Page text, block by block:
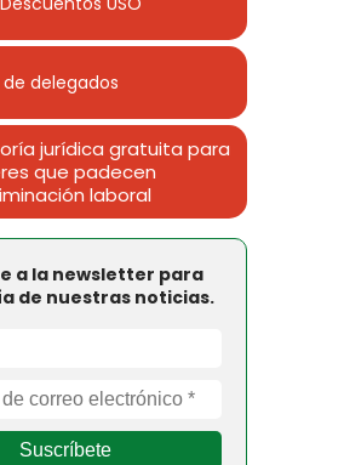
de delegados
jurídica gratuita para
que padecen
laboral
a la newsletter para
de nuestras noticias.